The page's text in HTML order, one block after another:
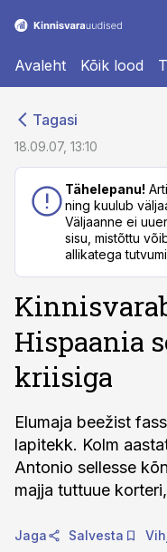
Avaleht Kõik lood
Tagasi
18.09.07, 13:10
Tähelepanu!
ning kuulub
Väljaanne ei
sisu, mistõttu
allikatega
Hispaania
kriisiga
Elumaja beežist
lapitekk. Kolm
Antonio sellesse
majja tuttuue
Jaga Salvesta